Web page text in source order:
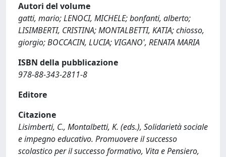
Autori del volume
gatti, mario; LENOCI, MICHELE; bonfanti, alberto;
LISIMBERTI, CRISTINA; MONTALBETTI, KATIA; chiosso,
giorgio; BOCCACIN, LUCIA; VIGANO', RENATA MARIA
ISBN della pubblicazione
978-88-343-2811-8
Editore
Citazione
Lisimberti, C., Montalbetti, K. (eds.), Solidarietà sociale
e impegno educativo. Promuovere il successo
scolastico per il successo formativo, Vita e Pensiero,